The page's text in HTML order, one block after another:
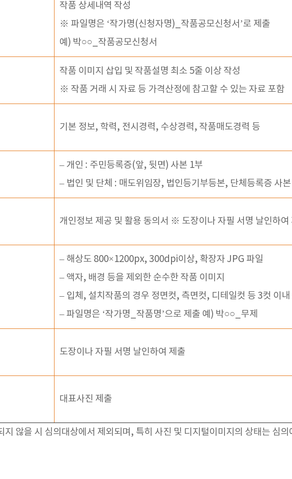
작품 상세내역 작성
※ 파일명은 ‘작가명(신청자명)_작품공모신청서’로 제출
예) 박○○_작품공모신청서
작품 이미지 삽입 및 작품설명 최소 5줄 이상 작성
※ 작품 거래 시 자료 등 가격산정에 참고할 수 있는 자료 포함
기본 정보, 학력, 전시경력, 수상경력, 작품매도경력 등
– 개인 : 주민등록증(앞, 뒷면) 사본 1부
– 법인 및 단체 : 매도위임장, 법인등기부등본, 단체등록증 사
개인정보 제공 및 활용 동의서 ※ 도장이나 자필 서명 날인하여
– 해상도 800×1200px, 300dpi이상, 확장자 JPG 파일
– 액자, 배경 등을 제외한 순수한 작품 이미지
– 입체, 설치작품의 경우 정면컷, 측면컷, 디테일컷 등 3컷 이내
– 파일명은 ‘작가명_작품명’으로 제출 예) 박○○_무제
도장이나 자필 서명 날인하여 제출
대표사진 제출
않을 시 심의대상에서 제외되며, 특히 사진 및 디지털이미지의 상태는 심